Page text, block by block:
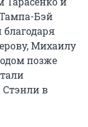
Бэй
Михаилу
позже
в